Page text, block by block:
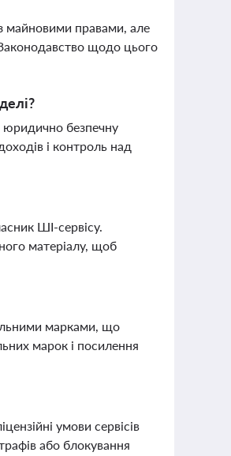
майновими правами, але
щодо цього
безпечну
і контроль над
ШІ-сервісу.
матеріалу, щоб
марками, що
марок і посилення
умови сервісів
або блокування